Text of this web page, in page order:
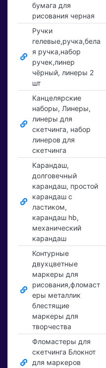
бумага для
рисования черная
Ручки
гелевые,ручка,бела
я ручка,набор
ручек,линер
чёрный, линеры 2
шт
Канцелярские
наборы, Линеры,
линеры для
скетчинга, набор
линеров для
скетчинга
Карандаш,
долговечный
карандаш, простой
карандаш с
ластиком,
карандаш hb,
механический
карандаш
Контурные
двухцветные
маркеры для
рисования,фломаст
еры металлик
блестящие
маркеры для
творчества
Фломастеры для
скетчинга Блокнот
для маркеров